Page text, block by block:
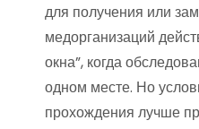
для получения или
медорганизаций
окна”, когда
одном месте. Но
прохождения лучше